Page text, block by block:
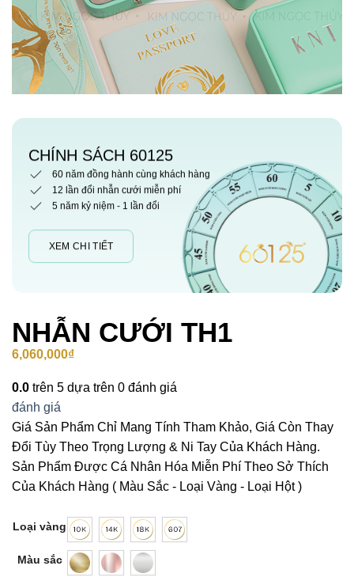
CHÍNH SÁCH 60125
60 năm đồng hành cùng khách hàng
12 lần đổi nhẫn cưới miễn phí
5 năm kỷ niệm - 1 lần đổi
XEM CHI TIẾT
NHẪN CƯỚI TH1
6,060,000₫
0.0 trên 5 dựa trên 0 đánh giá
đánh giá
Giá Sản Phẩm Chỉ Mang Tính Tham Khảo, Giá Còn Thay
Đổi Tùy Theo Trọng Lượng & Ni Tay Của Khách Hàng.
Sản Phẩm Được Cá Nhân Hóa Miễn Phí Theo Sở Thích
Của Khách Hàng ( Màu Sắc - Loại Vàng - Loại Hột )
Loại vàng
Màu sắc